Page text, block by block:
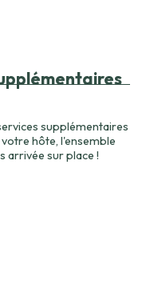
supplémentaires
hôte, l'ensemble
arrivée sur place !